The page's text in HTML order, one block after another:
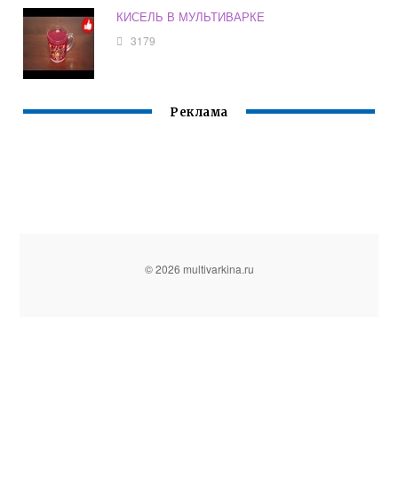
КИСЕЛЬ В МУЛЬТИВАРКЕ
3179
Реклама
© 2026 multivarkina.ru